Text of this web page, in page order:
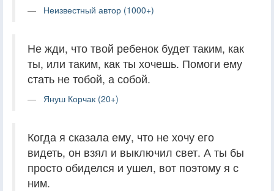
Неизвестный автор (1000+)
Не жди, что твой ребенок будет таким, как
ты, или таким, как ты хочешь. Помоги ему
стать не тобой, а собой.
Януш Корчак (20+)
Когда я сказала ему, что не хочу его
видеть, он взял и выключил свет. А ты бы
просто обиделся и ушел, вот поэтому я с
ним.